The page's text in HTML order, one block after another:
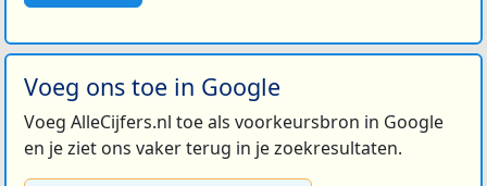
Voeg ons toe in Google
Voeg AlleCijfers.nl toe als voorkeursbron in Google
en je ziet ons vaker terug in je zoekresultaten.